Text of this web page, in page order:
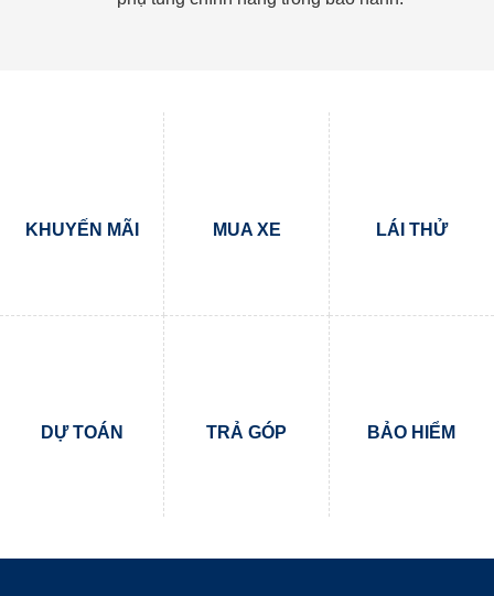
KHUYẾN MÃI MUA XE LÁI THỬ
DỰ TOÁN TRẢ GÓP BẢO HIỂM